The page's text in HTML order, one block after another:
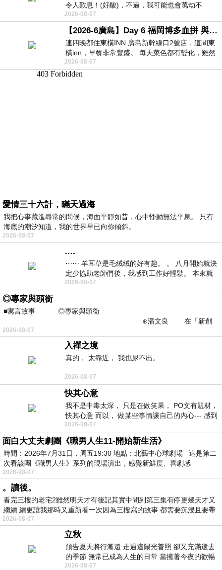
令人歎息！(好酸)，不過，我可能也會萬劫不
復...，每天跪鍵盤還是被判了花心的罪
2026-08-07
【2026-6廣島】Day 6 福岡博多血拼 與機場接送少年司機深夜對談
連四晚都住東橫INN 廣島新幹線口2號店，這間東
橫inn，早餐非常豐盛。 每天菜色都有變化，雖然
看到工作人員拿出料理包加熱，但
2026-08-07
愛情三十六計，瞞天過海
我把心事藏進尋常的問候，海面平靜如昔，心中悸動無法平息。 只有
海底的潮汐知道，我的世界早已向你傾斜。
2026-08-07
….
⋯⋯ 羊耳草是毛絨絨的好有趣。 。 八月開始就決
定少協助老師們後，我感到工作好輕鬆。 本來就
不是我的工作啊。 真
2026-08-07
◎專家與頭銜
■寓言故事 ◎專家與頭銜
⊕潘文良 在「新創
之谷」裡——
2026-08-07
入禪之境
真的， 太靠近， 我也尿不出。
2026-08-07
快其心意
我不是中毒太深， 只是在做笑果， PO文有題材，
快其心意 而以， 做某些事情讓自己的內心--- 感到
愉快。
2026-08-07
面白大丈夫劇團《職男人生11-開始新生活》
時間：2026年7月31日，周五19:30 地點：北藝中心球劇場 這是第二
次看該團《職男人生》系列的現場演出，感覺新鮮度、喜劇感
2026-08-07
。讀後。
看完三樓的老宅2雖然明天才有後記其實中間到第三集有停更幾天才又
繼續 續更讓我那時又重新看一次因為三樓寫的故事 都需要沉浸且要帶
有
2026-08-07
立秋
預告夏天將行漸遠 走過這陽光普照 卻又充滿逝去
的季節 無常已成為人生的日常 當擁著今夜的歡暢
舒心 轉眼驟成昨日 而明晨 太陽
2026-08-07